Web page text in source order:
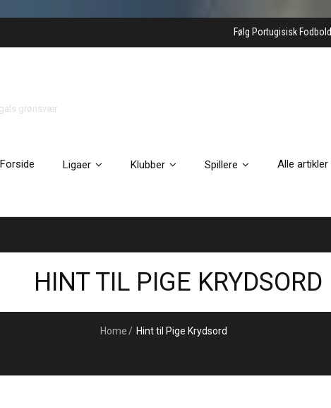
Følg Portugisisk Fodbold
grønsvær
Forside Ligaer Klubber Spillere Alle artikler
HINT TIL PIGE KRYDSORD
Home / Hint til Pige Krydsord